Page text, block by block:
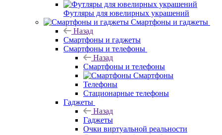
Футляры для ювелирных украшений
Смартфоны и гаджеты
Назад
Смартфоны и гаджеты
Смартфоны и телефоны
Назад
Смартфоны и телефоны
Смартфоны
Телефоны
Стационарные телефоны
Гаджеты
Назад
Гаджеты
Очки виртуальной реальности